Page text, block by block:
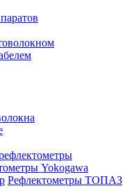
Yokogawa
Рефлектометры ТОПАЗ